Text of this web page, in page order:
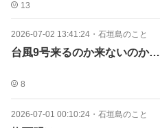
13
2026-07-02 13:41:24 ・ 石垣島のこと
台風9号来るのか来ないのか…
8
2026-07-01 00:10:24 ・ 石垣島のこと